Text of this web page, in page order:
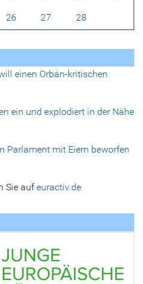
26 27 28
einen Orbán-kritischen
ein und explodiert in der Nähe
Parlament mit Eiern beworfen
Sie aufeuractiv.de